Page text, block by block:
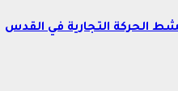
الحركة التجارية في القدس